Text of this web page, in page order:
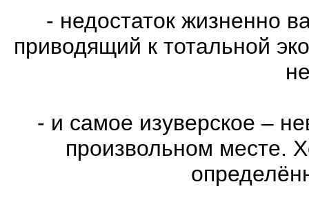
- недостаток жизненно
приводящий к тотальной
- и самое изуверское –
произвольном месте.